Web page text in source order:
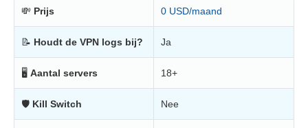
💸 Prijs 0 USD/maand
📝 Houdt de VPN logs bij? Ja
🖥 Aantal servers 18+
🛡 Kill Switch Nee